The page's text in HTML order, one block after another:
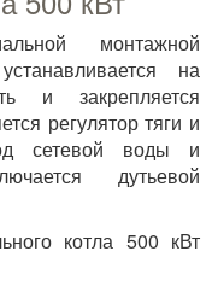
монтажной
на
и закрепляется
регулятор тяги и
сетевой воды и
дутьевой
котла 500 кВт